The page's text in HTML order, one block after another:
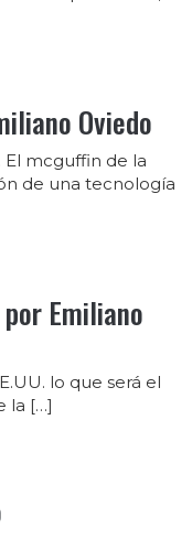
Oviedo
mcguffin de la
de una tecnología
Emiliano
lo que será el
la […]